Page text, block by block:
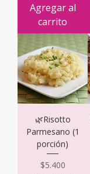
Agregar al
carrito
🌿Risotto
Parmesano (1
porción)
Precio
$5.400